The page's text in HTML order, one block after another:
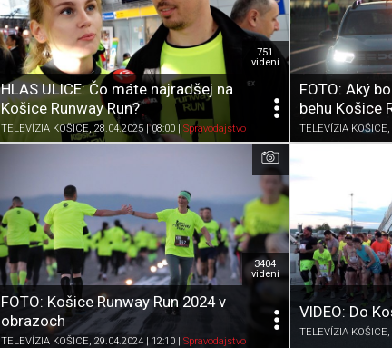
Pozrieť neskôr
K obľúbeným
Zdieľať
HLAS ULICE: Čo máte najradšej na
Košice Runway Run?
TELEVÍZIA KOŠICE, 28.04.2025 | 08:00 Spravodajstvo
751
videní
FOTO: Aký
behu Košice
TELEVÍZIA KOŠICE
Pozrieť neskôr
K obľúbeným
Zdieľať
FOTO: Košice Runway Run 2024 v
obrazoch
TELEVÍZIA KOŠICE, 29.04.2024 | 12:10 | Spravodajstvo
3404
videní
VIDEO: Do
TELEVÍZIA KOŠICE